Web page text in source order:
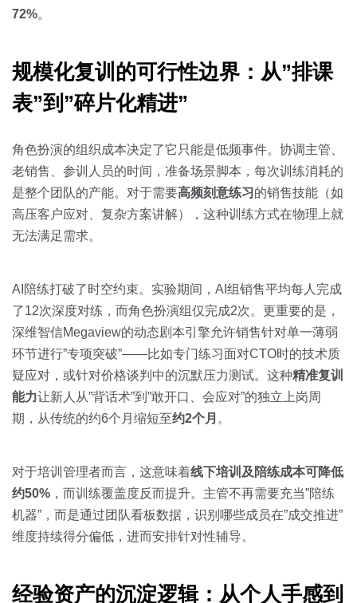
72%。
规模化复训的可行性边界：从”排课
表”到”碎片化精进”
角色扮演的组织成本决定了它只能是低频事件。协调主管、
老销售、参训人员的时间，准备场景脚本，每次训练消耗的
是整个团队的产能。对于需要高频刻意练习 的销售技能（如
高压客户应对、复杂方案讲解），这种训练方式在物理上就
无法满足需求。
AI陪练打破了时空约束。实验期间，AI组销售平均每人完成
了12次深度对练，而角色扮演组仅完成2次。更重要的是，
深维智信Megaview的动态剧本引擎允许销售针对单一薄弱
环节进行”专项突破”——比如专门练习面对CTO时的技术质
疑应对，或针对价格谈判中的沉默压力测试。这种精准复训
能力让新人从”背话术”到”敢开口、会应对”的独立上岗周
期，从传统的约6个月缩短至约2个月 。
对于培训管理者而言，这意味着线下培训及陪练成本可降低
约50% ，而训练覆盖度反而提升。主管不再需要充当”陪练
机器”，而是通过团队看板数据，识别哪些成员在”成交推进”
维度持续得分偏低，进而安排针对性辅导。
经验资产的沉淀逻辑：从个人手感到